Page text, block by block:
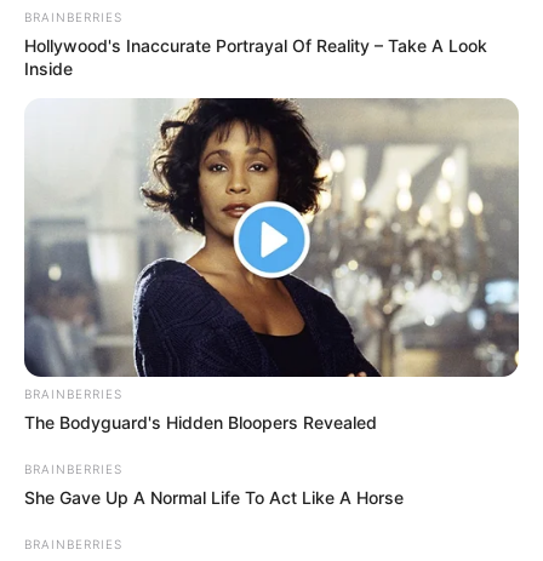
BRAINBERRIES
Hollywood's Inaccurate Portrayal Of Reality – Take A Look
Inside
BRAINBERRIES
The Bodyguard's Hidden Bloopers Revealed
BRAINBERRIES
She Gave Up A Normal Life To Act Like A Horse
BRAINBERRIES